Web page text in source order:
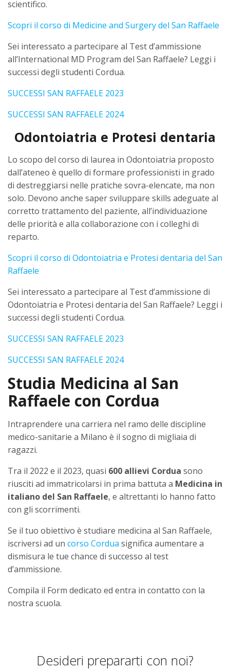
scientifico.
Scopri il corso di Medicine and Surgery del San Raffaele
Sei interessato a partecipare al Test d’ammissione
all’International MD Program del San Raffaele? Leggi i
successi degli studenti Cordua.
SUCCESSI SAN RAFFAELE 2023
SUCCESSI SAN RAFFAELE 2024
Odontoiatria e Protesi dentaria
Lo scopo del corso di laurea in Odontoiatria proposto
dall’ateneo è quello di formare professionisti in grado
di destreggiarsi nelle pratiche sovra-elencate, ma non
solo. Devono anche saper sviluppare skills adeguate al
corretto trattamento del paziente, all’individuazione
delle priorità e alla collaborazione con i colleghi di
reparto.
Scopri il corso di Odontoiatria e Protesi dentaria del San
Raffaele
Sei interessato a partecipare al Test d’ammissione di
Odontoiatria e Protesi dentaria del San Raffaele? Leggi i
successi degli studenti Cordua.
SUCCESSI SAN RAFFAELE 2023
SUCCESSI SAN RAFFAELE 2024
Studia Medicina al San
Raffaele con Cordua
Intraprendere una carriera nel ramo delle discipline
medico-sanitarie a Milano è il sogno di migliaia di
ragazzi.
Tra il 2022 e il 2023, quasi 600 allievi Cordua sono
riusciti ad immatricolarsi in prima battuta a Medicina in
italiano del San Raffaele, e altrettanti lo hanno fatto
con gli scorrimenti.
Se il tuo obiettivo è studiare medicina al San Raffaele,
iscriversi ad un corso Cordua significa aumentare a
dismisura le tue chance di successo al test
d’ammissione.
Compila il Form dedicato ed entra in contatto con la
nostra scuola.
Desideri prepararti con noi?